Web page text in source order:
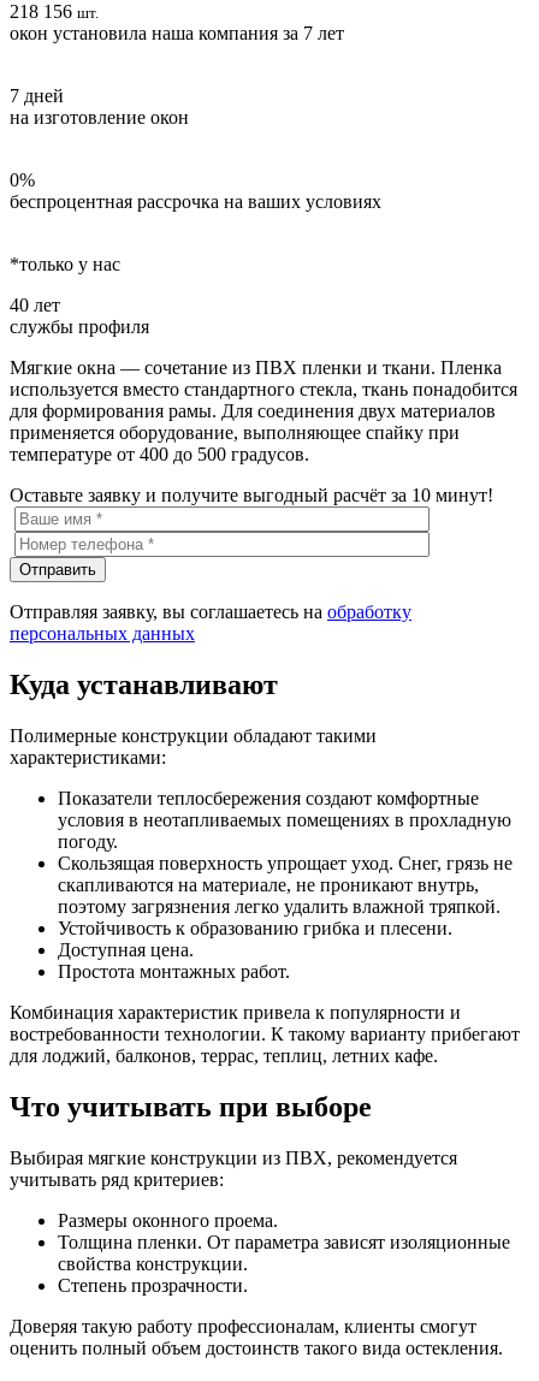
218 156 шт.
окон установила наша компания за 7 лет
7 дней
на изготовление окон
0%
беспроцентная рассрочка на ваших условиях
*только у нас
40 лет
службы профиля
Мягкие окна — сочетание из ПВХ пленки и ткани. Пленка
используется вместо стандартного стекла, ткань понадобится
для формирования рамы. Для соединения двух материалов
применяется оборудование, выполняющее спайку при
температуре от 400 до 500 градусов.
Оставьте заявку и получите выгодный расчёт за 10 минут!
Отправляя заявку, вы соглашаетесь на обработку
персональных данных
Куда устанавливают
Полимерные конструкции обладают такими
характеристиками:
Показатели теплосбережения создают комфортные
условия в неотапливаемых помещениях в прохладную
погоду.
Скользящая поверхность упрощает уход. Снег, грязь не
скапливаются на материале, не проникают внутрь,
поэтому загрязнения легко удалить влажной тряпкой.
Устойчивость к образованию грибка и плесени.
Доступная цена.
Простота монтажных работ.
Комбинация характеристик привела к популярности и
востребованности технологии. К такому варианту прибегают
для лоджий, балконов, террас, теплиц, летних кафе.
Что учитывать при выборе
Выбирая мягкие конструкции из ПВХ, рекомендуется
учитывать ряд критериев:
Размеры оконного проема.
Толщина пленки. От параметра зависят изоляционные
свойства конструкции.
Степень прозрачности.
Доверяя такую работу профессионалам, клиенты смогут
оценить полный объем достоинств такого вида остекления.